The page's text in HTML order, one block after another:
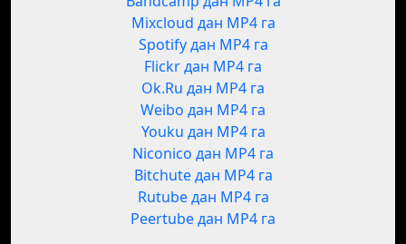
Mixcloud дан MP4 га
Spotify дан MP4 га
Flickr дан MP4 га
Ok.Ru дан MP4 га
Weibo дан MP4 га
Youku дан MP4 га
Niconico дан MP4 га
Bitchute дан MP4 га
Rutube дан MP4 га
Peertube дан MP4 га